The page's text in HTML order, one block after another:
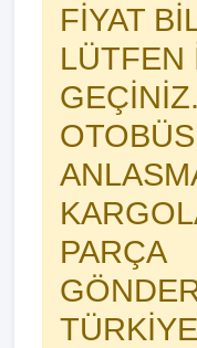
FİYAT
LÜTFEN
GEÇİNİZ.
PARÇA